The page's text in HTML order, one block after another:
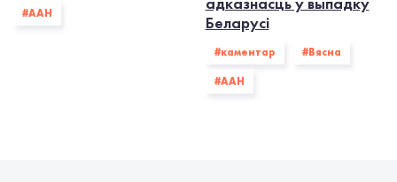
#ААН
Беларусі
#каментар #Вясна
#ААН